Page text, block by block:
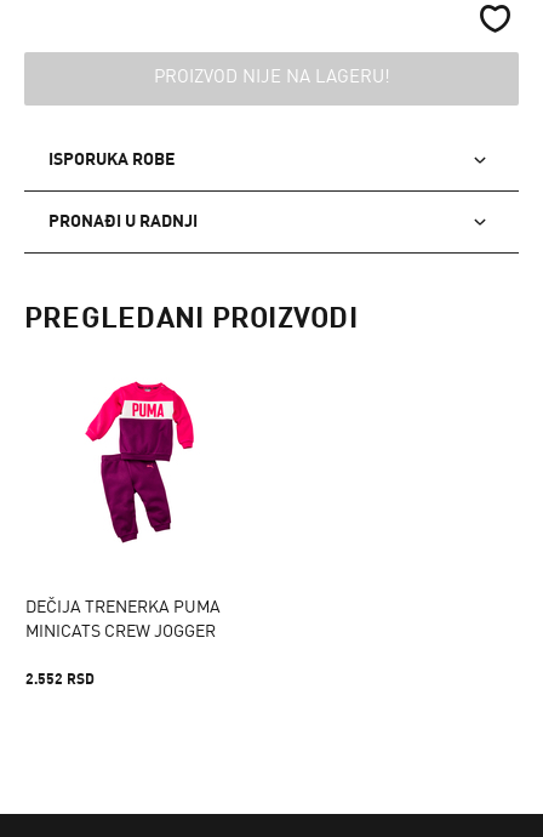
PROIZVOD NIJE NA LAGERU!
ISPORUKA ROBE
PRONAĐI U RADNJI
PREGLEDANI PROIZVODI
DEČIJA TRENERKA PUMA
MINICATS CREW JOGGER
2.552 RSD